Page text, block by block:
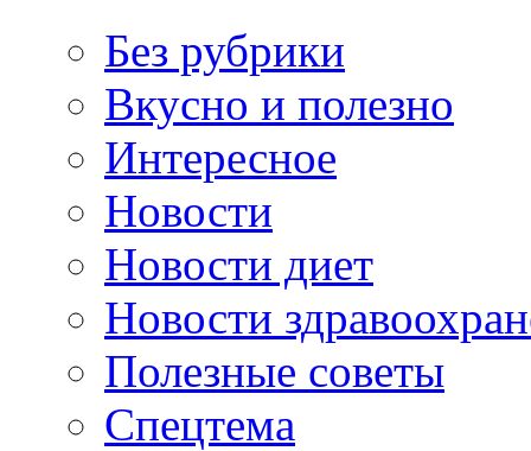
Без рубрики
Вкусно и полезно
Интересное
Новости
Новости диет
Новости
Полезные советы
Спецтема